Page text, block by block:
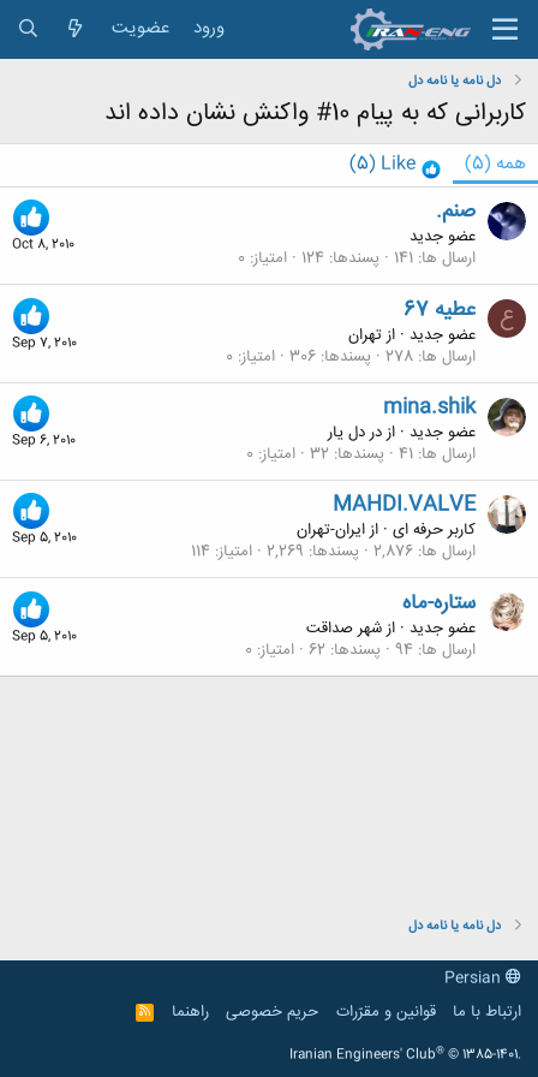
ورود عضویت
دل نامه یا نامه دل
کاربرانی که به پیام 10# واکنش نشان داده اند
همه (5)
Like
(5)
Oct 8, 2010
صنم.
عضو جدید
ارسال ها 141 پسندها 124 امتیاز 0
ع
Sep 7, 2010
عطیه 67
عضو جدید · ازتهران
ارسال ها 278 پسندها 306 امتیاز 0
Sep 6, 2010
mina.shik
عضو جدید · ازدر دل يار
ارسال ها 41 پسندها 32 امتیاز 0
Sep 5, 2010
MAHDI.VALVE
کاربر حرفه ای · ازایران-تهران
ارسال ها 2,876 پسندها 2,269 امتیاز 114
Sep 5, 2010
ستاره-ماه
عضو جدید · ازشهر صداقت
ارسال ها 94 پسندها 62 امتیاز 0
دل نامه یا نامه دل
ارتباط با ما
قوانین و مقرّرات حریم خصوصی راهنما
R
S
Iranian Engineers' Club® © 1385-1401.